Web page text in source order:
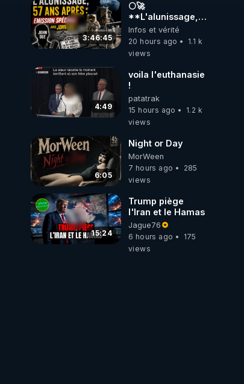
3:46:45
🌕🚀
**L'alunissage,
57 ans après :
Émission spéciale
avec John Doe
Infos et vérité
20 hours ago
1.1 k
views
4:49
voila l'euthanasie
!
patatrak
15 hours ago
1.2 k
views
6:05
Night or Day
MorWeen
7 hours ago
285
views
15:24
Trump piège
l'Iran et le Hamas
Jague76
6 hours ago
175
views